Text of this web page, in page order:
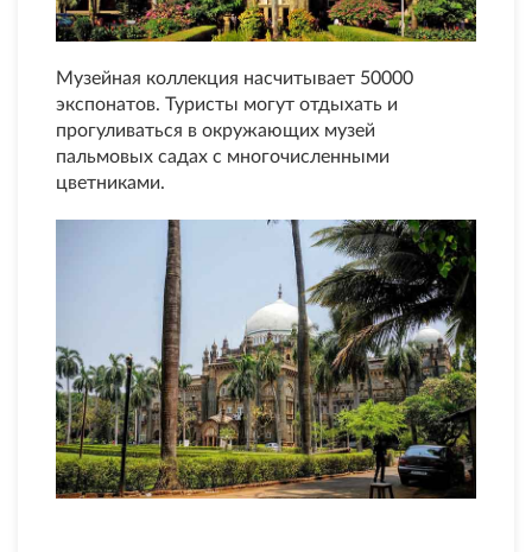
Музейная коллекция насчитывает 50000
экспонатов. Туристы могут отдыхать и
прогуливаться в окружающих музей
пальмовых садах с многочисленными
цветниками.